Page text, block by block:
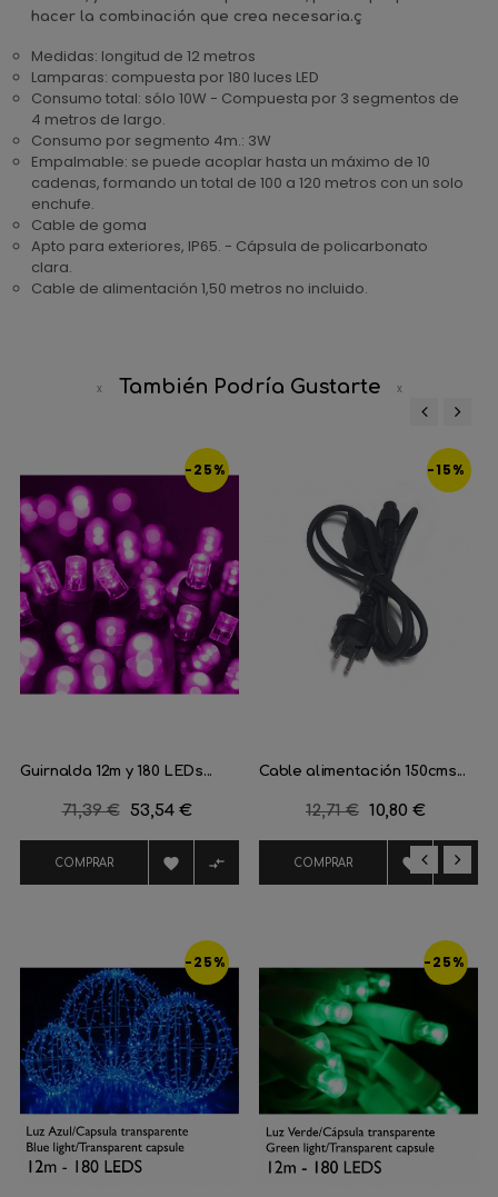
hacer la combinación que crea necesaria.ç
Medidas: longitud de 12 metros
Lamparas: compuesta por 180 luces LED
Consumo total: sólo 10W - Compuesta por 3 segmentos de
4 metros de largo.
Consumo por segmento 4m.: 3W
Empalmable: se puede acoplar hasta un máximo de 10
cadenas, formando un total de 100 a 120 metros con un solo
enchufe.
Cable de goma
Apto para exteriores, IP65. - Cápsula de policarbonato
clara.
Cable de alimentación 1,50 metros no incluido.
También Podría Gustarte
-25%
Guirnalda 12m y 180 LEDs...
Precio
71,39 € Precio
53,54 €
COMPRAR  
-15%
Cable alimentación 150cms...
Precio
12,71 € Precio
10,80 €
COMPRAR  
-25% -25%
‹ ›